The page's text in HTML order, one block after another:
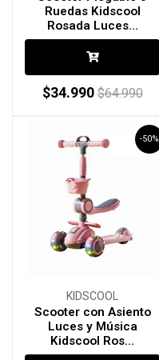
Ruedas Kidscool
Rosada Luces...
$34.990 $64.990
-50%
KIDSCOOL
Scooter con Asiento
Luces y Música
Kidscool Ros...